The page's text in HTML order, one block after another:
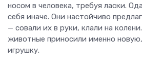
носом в человека, требуя ласки.
себя иначе. Они настойчиво
— совали их в руки, клали на
животные приносили именно
игрушку.